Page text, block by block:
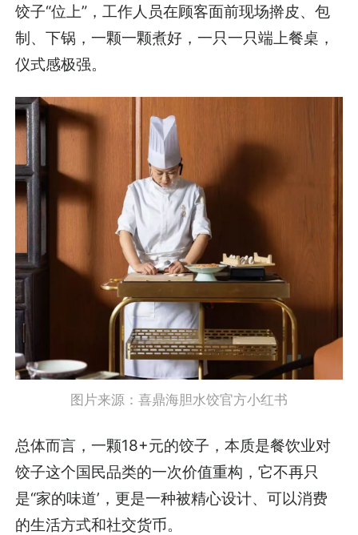
饺子“位上”，工作人员在顾客面前现场擀皮、包
制、下锅，一颗一颗煮好，一只一只端上餐桌，
仪式感极强。
图片来源：喜鼎海胆水饺官方小红书
总体而言，一颗18+元的饺子，本质是餐饮业对
饺子这个国民品类的一次价值重构，它不再只
是“家的味道’，更是一种被精心设计、可以消费
的生活方式和社交货币。